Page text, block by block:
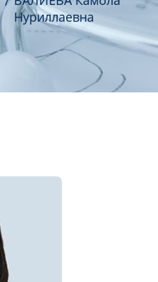
Нуриллаевна